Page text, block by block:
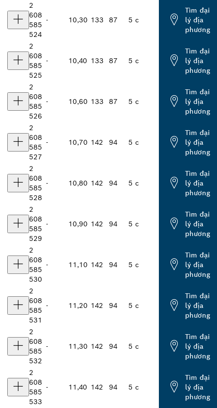
2
608
585
524
- 10,30 133 87 5 c
Tìm đại
lý địa
phương
2
608
585
525
- 10,40 133 87 5 c
Tìm đại
lý địa
phương
2
608
585
526
- 10,60 133 87 5 c
Tìm đại
lý địa
phương
2
608
585
527
- 10,70 142 94 5 c
Tìm đại
lý địa
phương
2
608
585
528
- 10,80 142 94 5 c
Tìm đại
lý địa
phương
2
608
585
529
- 10,90 142 94 5 c
Tìm đại
lý địa
phương
2
608
585
530
- 11,10 142 94 5 c
Tìm đại
lý địa
phương
2
608
585
531
- 11,20 142 94 5 c
Tìm đại
lý địa
phương
2
608
585
532
- 11,30 142 94 5 c
Tìm đại
lý địa
phương
2
608
585
533
- 11,40 142 94 5 c
Tìm đại
lý địa
phương